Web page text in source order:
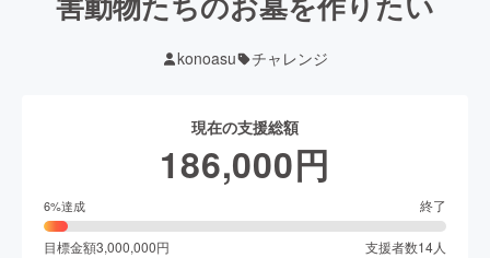
konoasu チャレンジ
現在の支援総額
186,000円
6%達成 終了
目標金額3,000,000円 支援者数14人